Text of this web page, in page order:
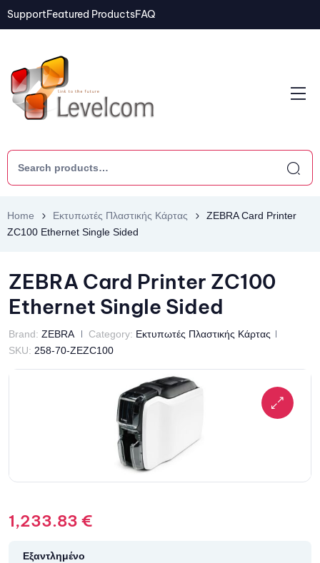
SupportFeatured ProductsFAQ
Home Εκτυπωτές Πλαστικής Κάρτας
ZEBRA Card Printer
ZC100 Ethernet Single Sided
ZEBRA Card Printer ZC100
Ethernet Single Sided
Brand: ZEBRA Category: Εκτυπωτές Πλαστικής Κάρτας
SKU: 258-70-ZEZC100
1,233.83 €
Εξαντλημένο